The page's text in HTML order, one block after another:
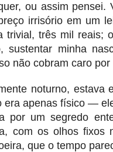
ou assim
irrisório em um
três mil reais;
minha
não cobram caro
noturno, estava
era apenas físico —
por um segredo
com os olhos
que o tempo